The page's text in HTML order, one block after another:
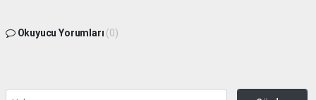
Okuyucu Yorumları (0)